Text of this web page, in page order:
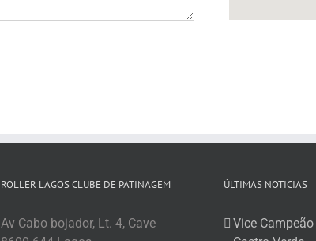
ROLLER LAGOS CLUBE DE PATINAGEM
Av Cabo bojador, Lt. 4, Cave
ÚLTIMAS NOTICIAS
Vice